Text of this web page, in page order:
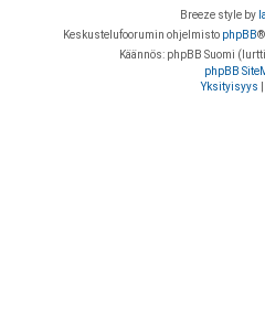
Breeze style by
Keskustelufoorumin ohjelmisto phpBB®
Käännös: phpBB Suomi
phpBB
Yksityisyys